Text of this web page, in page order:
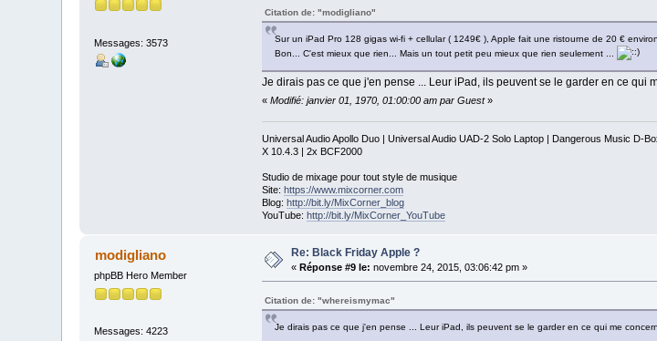
Messages: 3573
Citation de: "modigliano"
Sur un iPad Pro 128 gigas wi-fi + cellular ( 1249€ ), Apple fait une ristourne de 20 €
Bon... C'est mieux que rien... Mais un tout petit peu mieux que rien seulement ...
Je dirais pas ce que j'en pense ... Leur iPad, ils peuvent se le garder en ce qui
« Modifié: janvier 01, 1970, 01:00:00 am par Guest»
Universal Audio Apollo Duo | Universal Audio UAD-2 Solo Laptop | Dangerous Music D-
X 10.4.3 | 2x BCF2000
Studio de mixage pour tout style de musique
Site: https://www.mixcorner.com
Blog: http://bit.ly/MixCorner_blog
YouTube: http://bit.ly/MixCorner_YouTube
modigliano
phpBB Hero Member
Messages: 4223
Re: Black Friday Apple ?
«Réponse #9 le: novembre 24, 2015, 03:06:42 pm »
Citation de: "whereismymac"
Je dirais pas ce que j'en pense ... Leur iPad, ils peuvent se le garder en ce qui me